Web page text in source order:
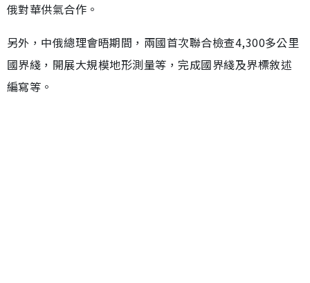
俄對華供氣合作。
另外，中俄總理會晤期間，兩國首次聯合檢查4,300多公里
國界綫，開展大規模地形測量等，完成國界綫及界標敘述
編寫等。